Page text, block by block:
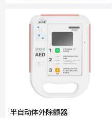
半自动体外除颤器